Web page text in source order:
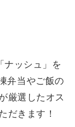
ッシュ」を
弁当やご飯の
厳選したオス
だきます！